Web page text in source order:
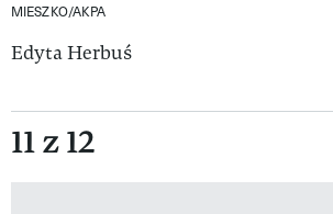
MIESZKO/AKPA
Edyta Herbuś
11 z 12